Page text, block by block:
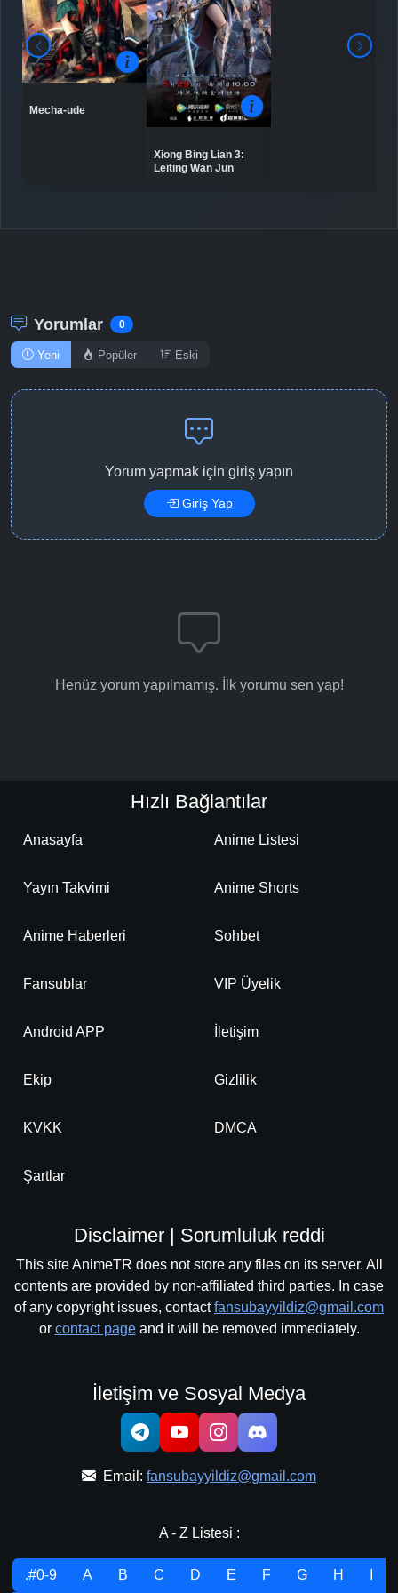
Bölüm No: 9 Detaylar İzle
Detaylar
Mecha-ude
Xiong Bing Lian 3:
Leiting Wan Jun
Yorumlar 0
Yeni Popüler Eski
Yorum yapmak için giriş yapın
Giriş Yap
Henüz yorum yapılmamış. İlk yorumu sen yap!
Hızlı Bağlantılar
Anasayfa Anime Listesi
Yayın Takvimi Anime Shorts
Anime Haberleri Sohbet
Fansublar VIP Üyelik
Android APP İletişim
Ekip Gizlilik
KVKK DMCA
Şartlar
Disclaimer | Sorumluluk reddi
This site AnimeTR does not store any files on its server. All
contents are provided by non-affiliated third parties. In case
of any copyright issues, contactfansubayyildiz@gmail.com
or contact pageand it will be removed immediately.
İletişim ve Sosyal Medya
Email: fansubayyildiz@gmail.com
A - Z Listesi :
.#0-9 A B C D E F G H